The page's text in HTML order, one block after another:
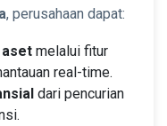
, perusahaan dapat:
aset melalui fitur
real-time.
dari pencurian